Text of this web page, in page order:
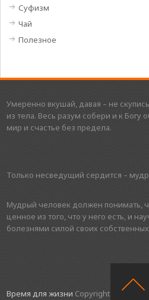
Суфизм
Чай
Полезное
Умеренно вкушай, давая – не
из тела. Весь разум собери и к Богу
мир и счастье без предела.
Только несведущий сердится –
Мудрый человек должен понимать,
ценное из того, что у него есть, и
болезнями силой своих
Время для жизни Copyright © 2016.